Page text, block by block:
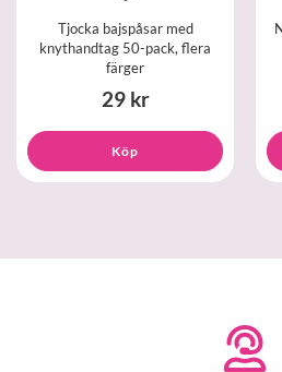
Tjocka bajspåsar med
knythandtag 50-pack, flera
färger
29 kr
Köp